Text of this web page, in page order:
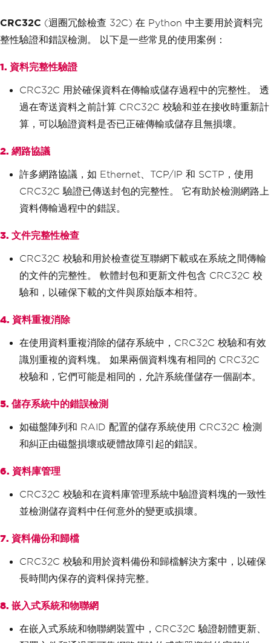
CRC32C (迴圈冗餘檢查 32C) 在 Python 中主要用於資料完
整性驗證和錯誤檢測。 以下是一些常見的使用案例：
1. 資料完整性驗證
CRC32C 用於確保資料在傳輸或儲存過程中的完整性。 透
過在寄送資料之前計算 CRC32C 校驗和並在接收時重新計
算，可以驗證資料是否已正確傳輸或儲存且無損壞。
2. 網路協議
許多網路協議，如 Ethernet、TCP/IP 和 SCTP，使用
CRC32C 驗證已傳送封包的完整性。 它有助於檢測網路上
資料傳輸過程中的錯誤。
3. 文件完整性檢查
CRC32C 校驗和用於檢查從互聯網下載或在系統之間傳輸
的文件的完整性。 軟體封包和更新文件包含 CRC32C 校
驗和，以確保下載的文件與原始版本相符。
4. 資料重複消除
在使用資料重複消除的儲存系統中，CRC32C 校驗和有效
識別重複的資料塊。 如果兩個資料塊有相同的 CRC32C
校驗和，它們可能是相同的，允許系統僅儲存一個副本。
5. 儲存系統中的錯誤檢測
如磁盤陣列和 RAID 配置的儲存系統使用 CRC32C 檢測
和糾正由磁盤損壞或硬體故障引起的錯誤。
6. 資料庫管理
CRC32C 校驗和在資料庫管理系統中驗證資料塊的一致性
並檢測儲存資料中任何意外的變更或損壞。
7. 資料備份和歸檔
CRC32C 校驗和用於資料備份和歸檔解決方案中，以確保
長時間內保存的資料保持完整。
8. 嵌入式系統和物聯網
在嵌入式系統和物聯網裝置中，CRC32C 驗證韌體更新、